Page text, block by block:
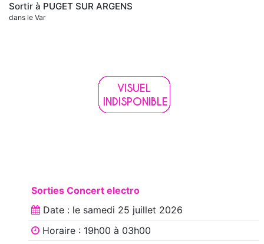
Sortir à PUGET SUR ARGENS
dans le Var
Sorties Concert electro
Date : le samedi 25 juillet 2026
Horaire : 19h00 à 03h00